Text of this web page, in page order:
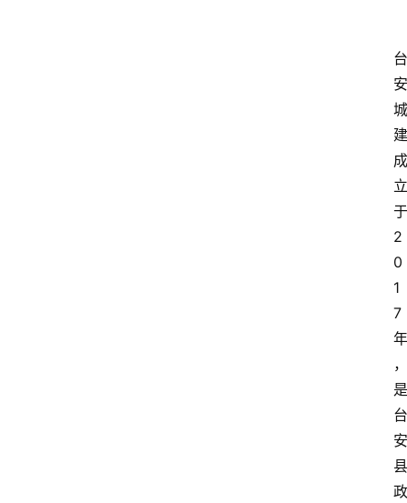
台
安
城
建
成
立
于
2
0
1
7
年
，
是
台
安
县
政